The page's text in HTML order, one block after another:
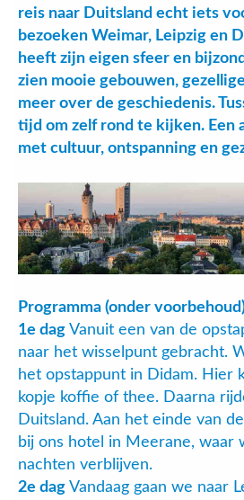
reis naar Duitsland echt iets
bezoeken Weimar, Leipzig en
heeft zijn eigen sfeer en
zien mooie gebouwen,
meer over de geschiedenis.
tijd om zelf rond te kijken. Een
met cultuur, ontspanning en
Programma (onder
1e dag Vanuit een van de
naar het wisselpunt gebracht.
het opstappunt in Didam. Hier
kopje koffie of thee. Daarna
Duitsland. Aan het einde van
bij ons hotel in Meerane, waar
nachten verblijven.
2e dag Vandaag gaan we naar